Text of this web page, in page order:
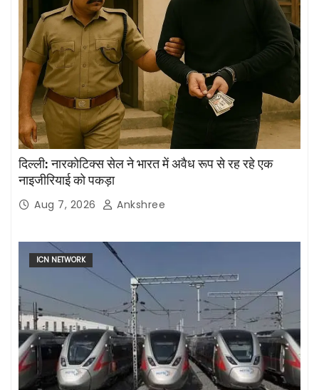
दिल्ली: नारकोटिक्स सेल ने भारत में अवैध रूप से रह रहे एक
नाइजीरियाई को पकड़ा
Aug 7, 2026 Ankshree
ICN NETWORK